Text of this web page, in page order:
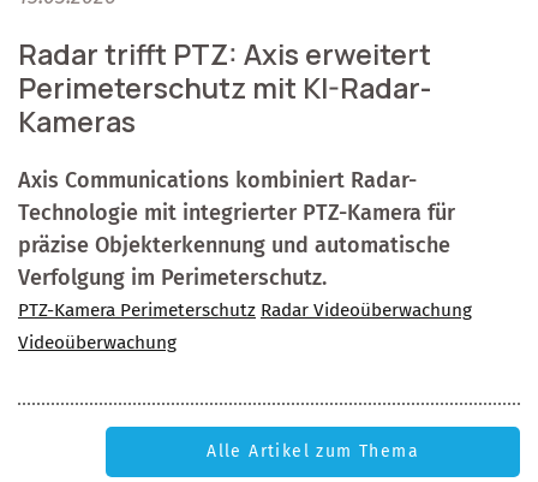
Radar trifft PTZ: Axis erweitert
Perimeterschutz mit KI-Radar-
Kameras
Axis Communications kombiniert Radar-
Technologie mit integrierter PTZ-Kamera für
präzise Objekterkennung und automatische
Verfolgung im Perimeterschutz.
PTZ-Kamera Perimeterschutz Radar Videoüberwachung
Videoüberwachung
Alle Artikel zum Thema